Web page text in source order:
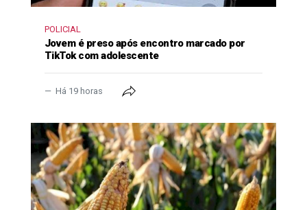
POLICIAL
Jovem é preso após encontro marcado por
TikTok com adolescente
Há 19 horas